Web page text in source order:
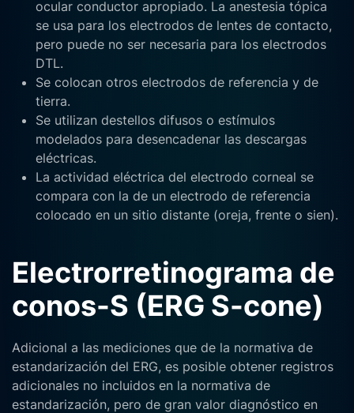
ocular conductor apropiado. La anestesia tópica
se usa para los electrodos de lentes de contacto,
pero puede no ser necesaria para los electrodos
DTL.
Se colocan otros electrodos de referencia y de
tierra.
Se utilizan destellos difusos o estímulos
modelados para desencadenar las descargas
eléctricas.
La actividad eléctrica del electrodo corneal se
compara con la de un electrodo de referencia
colocado en un sitio distante (oreja, frente o sien).
Electrorretinograma de
conos-S (ERG S-cone)
Adicional a las mediciones que de la normativa de
estandarización del ERG, es posible obtener registros
adicionales no incluidos en la normativa de
estandarización, pero de gran valor diagnóstico en